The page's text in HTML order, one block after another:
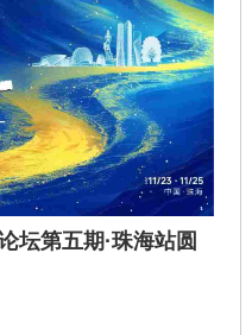
坛第五期·珠海站圆